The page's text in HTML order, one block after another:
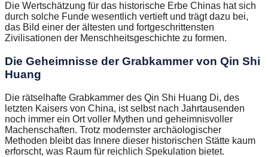
Die Wertschätzung für das historische Erbe Chinas hat sich
durch solche Funde wesentlich vertieft und trägt dazu bei,
das Bild einer der ältesten und fortgeschrittensten
Zivilisationen der Menschheitsgeschichte zu formen.
Die Geheimnisse der Grabkammer von Qin Shi
Huang
Die rätselhafte Grabkammer des Qin Shi Huang Di, des
letzten Kaisers von China, ist selbst nach Jahrtausenden
noch immer ein Ort voller Mythen und geheimnisvoller
Machenschaften. Trotz modernster archäologischer
Methoden bleibt das Innere dieser historischen Stätte kaum
erforscht, was Raum für reichlich Spekulation bietet.